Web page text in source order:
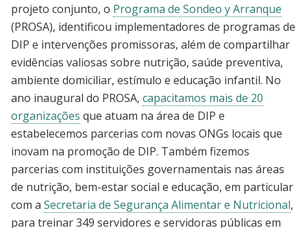
projeto conjunto, o Programa de Sondeo y Arranque
(PROSA), identificou implementadores de programas de
DIP e intervenções promissoras, além de compartilhar
evidências valiosas sobre nutrição, saúde preventiva,
ambiente domiciliar, estímulo e educação infantil. No
ano inaugural do PROSA, capacitamos mais de 20
organizações que atuam na área de DIP e
estabelecemos parcerias com novas ONGs locais que
inovam na promoção de DIP. Também fizemos
parcerias com instituições governamentais nas áreas
de nutrição, bem-estar social e educação, em particular
com a Secretaria de Segurança Alimentar e Nutricional,
para treinar 349 servidores e servidoras públicas em